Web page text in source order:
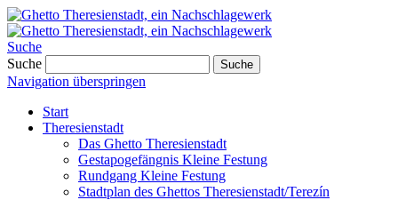
Suche
Suche
Suche
Navigation überspringen
Start
Theresienstadt
Das Ghetto Theresienstadt
Gestapogefängnis Kleine Festung
Rundgang Kleine Festung
Stadtplan des Ghettos Theresienstadt/Terezín